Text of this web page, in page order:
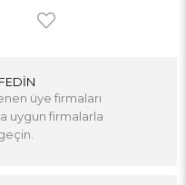
üye firmaları
uygun firmalarla